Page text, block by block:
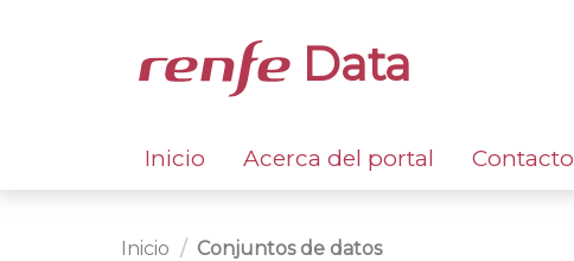
Data
Inicio Acerca del portal Contacto
Inicio Conjuntos de datos